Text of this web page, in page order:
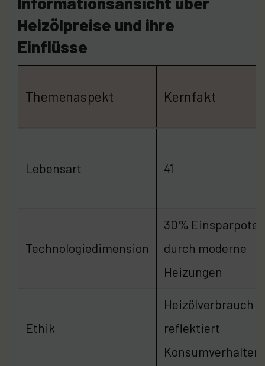
Heizölpreise und ihre
Einflüsse
Themenaspekt Kernfakt
Lebensart 41
Technologiedimension
30%
durch moderne
Heizungen
Ethik
Heizölverbrauch
reflektiert
Konsumverhalten